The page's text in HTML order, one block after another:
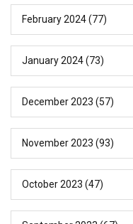
February 2024(77)
January 2024(73)
December 2023 (57)
November 2023 (93)
October 2023 (47)